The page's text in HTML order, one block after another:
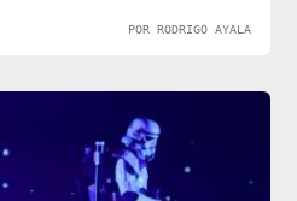
POR RODRIGO AYALA